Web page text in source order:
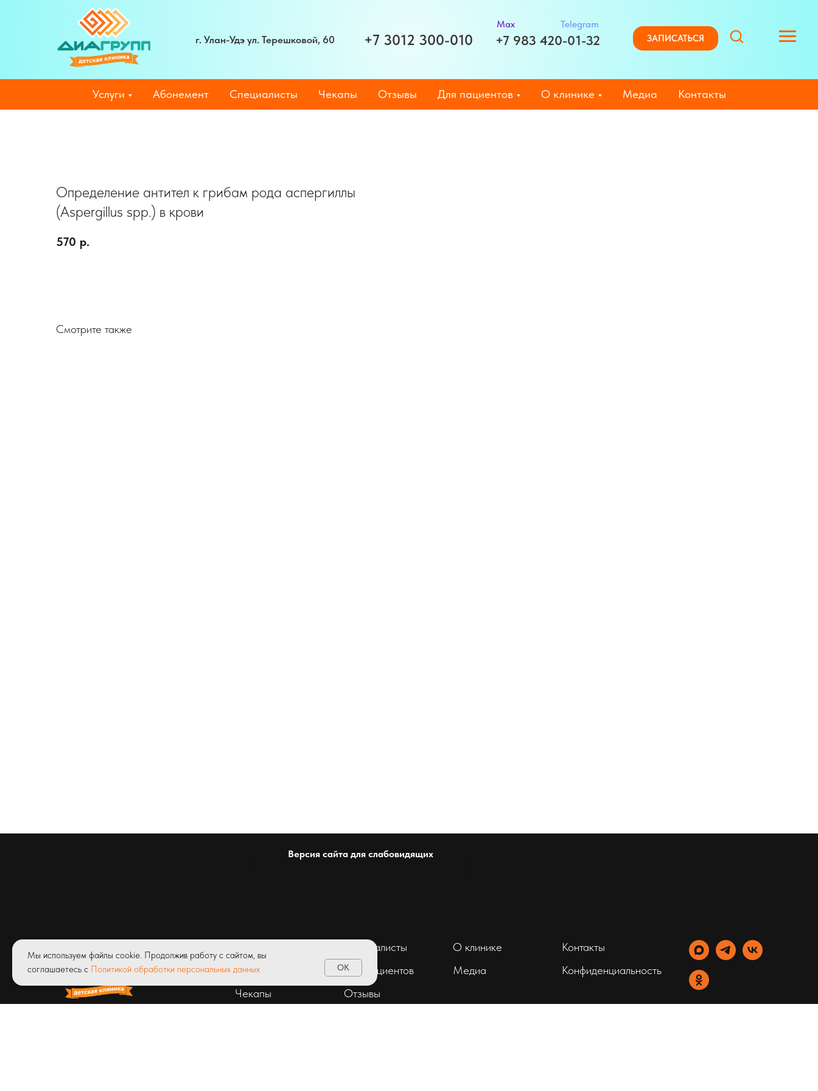
ЗАПИСАТЬСЯ
+7 3012 300-010 +7 983 420-01-32
Max Telegram
г. Улан-Удэ ул. Терешковой, 60
Услуги Абонемент Специалисты Чекапы Отзывы Для пациентов О клинике Медиа Контакты
Мы используем файлы cookie. Продолжив работу с сайтом, вы
соглашаетесь с Политикой обработки персональных данных OK
Определение антител к грибам рода аспергиллы
(Aspergillus spp.) в крови
570 р.
Смотрите также
Версия сайта для слабовидящих
Абонемент
Чекапы
Специалисты
Для пациентов
Отзывы
О клинике
Медиа
Контакты
Конфиденциальность